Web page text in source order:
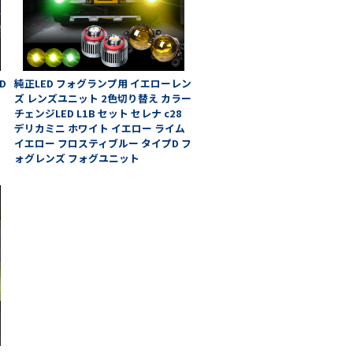
純正LED フォグランプ用 イエローレン
ズ レンズユニット 2色切り替え カラー
チェンジLED L1B セット セレナ c28
デリカミニ ホワイト イエロー ライム
イエロー フロスティブルー タイプD フ
ォグレンズ フォグユニット